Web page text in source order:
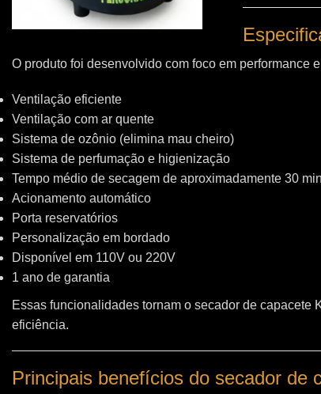
O produto foi desenvolvido com foco em performance
Ventilação eficiente
Ventilação com ar quente
Sistema de ozônio (elimina mau cheiro)
Sistema de perfumação e higienização
Tempo médio de secagem de aproximadamente 30
Acionamento automático
Porta reservatórios
Personalização em bordado
Disponível em 110V ou 220V
1 ano de garantia
Essas funcionalidades tornam o secador de
eficiência.
Principais benefícios do secador de